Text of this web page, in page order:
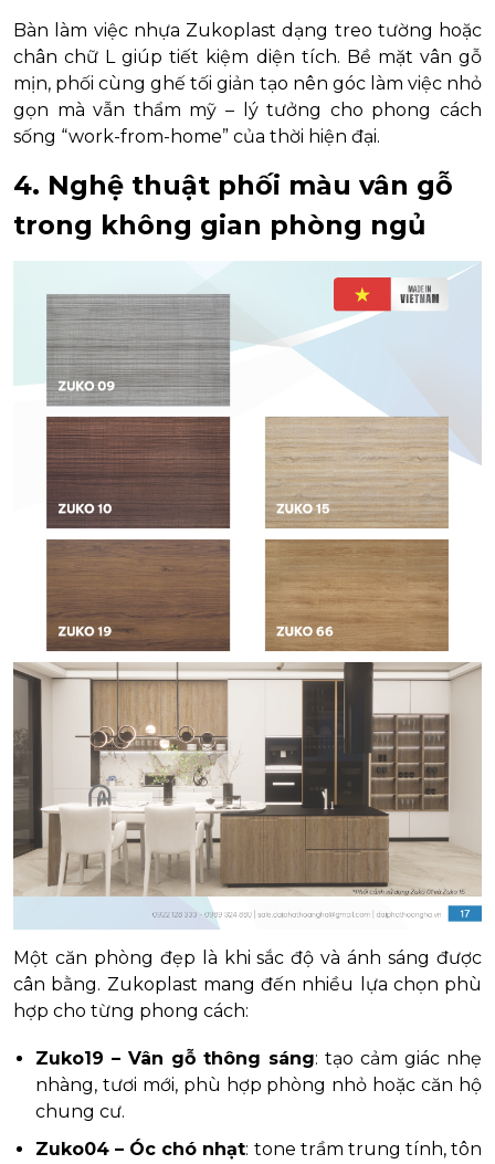
Bàn làm việc nhựa Zukoplast dạng treo tường hoặc
chân chữ L giúp tiết kiệm diện tích. Bề mặt vân gỗ
mịn, phối cùng ghế tối giản tạo nên góc làm việc nhỏ
gọn mà vẫn thẩm mỹ – lý tưởng cho phong cách
sống “work-from-home” của thời hiện đại.
4. Nghệ thuật phối màu vân gỗ
trong không gian phòng ngủ
Một căn phòng đẹp là khi sắc độ và ánh sáng được
cân bằng. Zukoplast mang đến nhiều lựa chọn phù
hợp cho từng phong cách:
Zuko19 – Vân gỗ thông sáng: tạo cảm giác nhẹ
nhàng, tươi mới, phù hợp phòng nhỏ hoặc căn hộ
chung cư.
Zuko04 – Óc chó nhạt: tone trầm trung tính, tôn